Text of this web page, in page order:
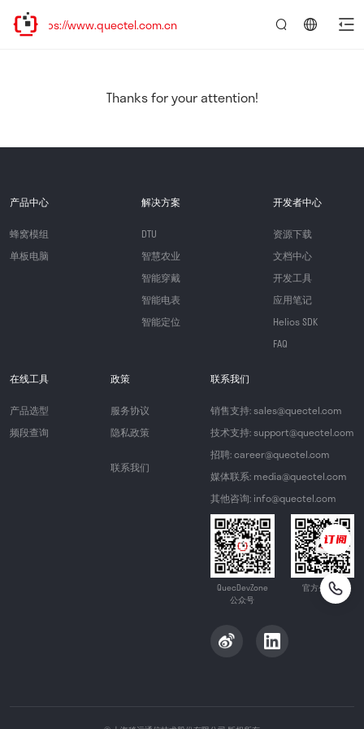
址：https://www.quectel.com.cn
Thanks for your attention!
产品中心
蜂窝模组
单板电脑
解决方案
DTU
智慧农业
智能穿戴
智能电表
智能定位
开发者中心
资源下载
文档中心
开发工具
应用笔记
Helios SDK
FAQ
在线工具
产品选型
频段查询
政策
服务协议
隐私政策
联系我们
联系我们
销售支持: sales@quectel.com
技术支持: support@quectel.com
招聘: career@quectel.com
媒体联系: media@quectel.com
其他咨询: info@quectel.com
QuecDevZone
公众号
官方公众号